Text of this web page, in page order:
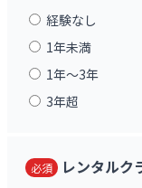
経験なし
1年未満
1年〜3年
3年超
必須 レンタルク